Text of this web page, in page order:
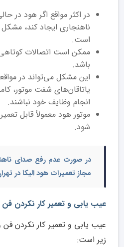
در اکثر مواقع اگر هود
ناهنجاری ایجاد کند،
است.
ممکن است اتصالات
باشد.
این مشکل می‌تواند در
یاتاقان‌های شفت موتور،
انجام وظایف خود نباشند.
موتور هود معمولاً قابل
شود.
در صورت عدم رفع صدای
مجاز تعمیرات هود الیکا در
عیب یابی و تعمیر کار نکردن فن
عیب یابی و تعمیر کار نکردن
زیر است: